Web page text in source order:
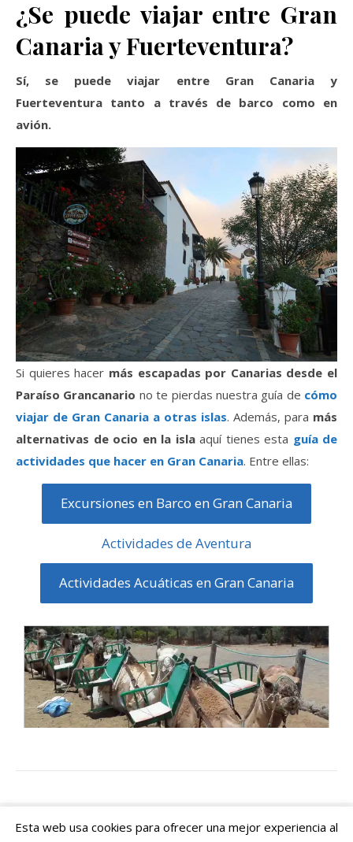
¿Se puede viajar entre Gran
Canaria y Fuerteventura?
Sí, se puede viajar entre Gran Canaria y
Fuerteventura tanto a través de barco como en
avión.
Si quieres hacer más escapadas por Canarias desde el
Paraíso Grancanario no te pierdas nuestra guía de cómo
viajar de Gran Canaria a otras islas. Además, para más
alternativas de ocio en la islaaquí tienes esta guía de
actividades que hacer en Gran Canaria. Entre ellas:
Excursiones en Barco en Gran Canaria
Actividades de Aventura
Actividades Acuáticas en Gran Canaria
© 2026 Canarias Islas Afortunadas
Esta web usa cookies para ofrecer una mejor experiencia al